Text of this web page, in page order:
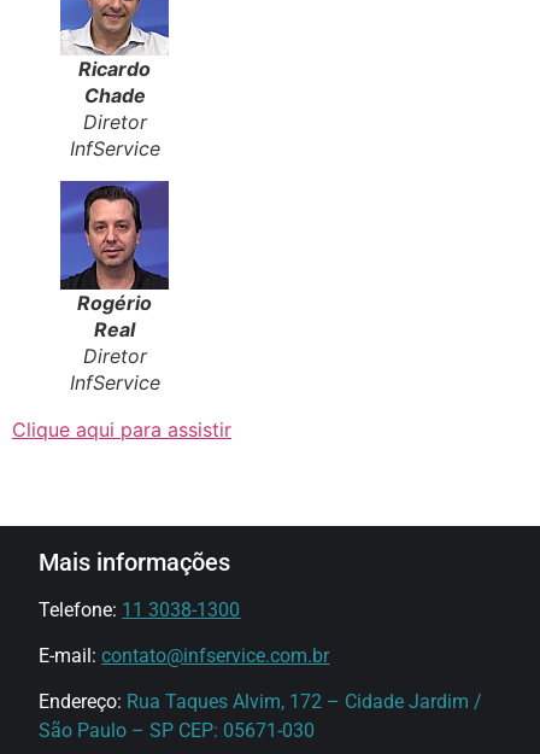
Ricardo
Chade
Diretor
InfService
Rogério
Real
Diretor
InfService
Clique aqui para assistir
Mais informações
Telefone: 11 3038-1300
E-mail: contato@infservice.com.br
Endereço: Rua Taques Alvim, 172 – Cidade Jardim /
São Paulo – SP CEP: 05671-030